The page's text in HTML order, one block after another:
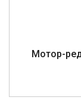
Мо­тор-